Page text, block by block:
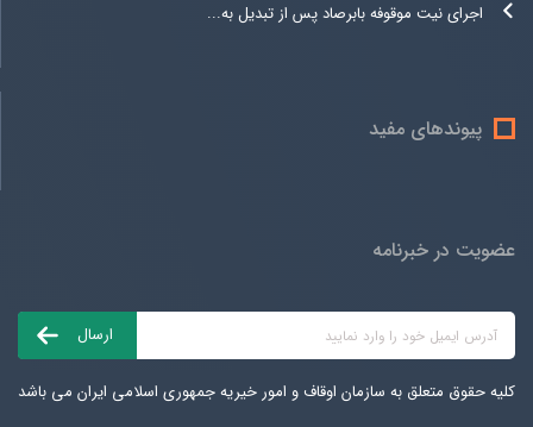
اجرای نیت موقوفه بابرصاد پس از تبدیل به...
پیوندهای مفید
عضویت در خبرنامه
کلیه حقوق متعلق به سازمان اوقاف و امور خیریه جمهوری اسلامی ایران می باشد